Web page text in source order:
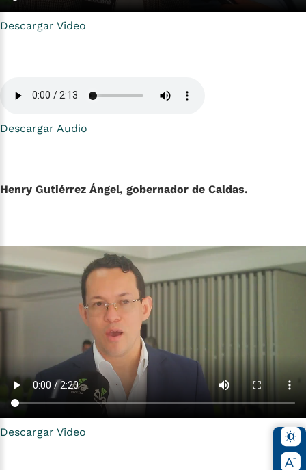
Descargar Video
Descargar Audio
Henry Gutiérrez Ángel, gobernador de Caldas.
Descargar Video